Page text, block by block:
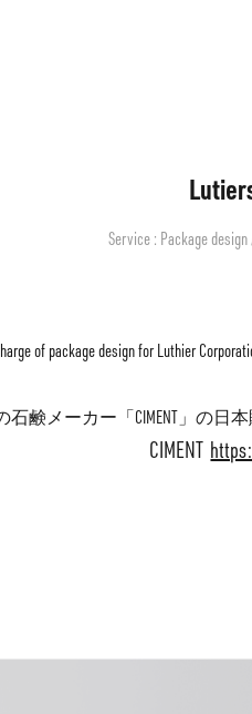
Service : Package
of package design for Luthier
石鹸メーカー「CIMENT」の日
CIMENT